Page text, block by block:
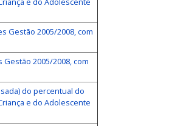
Gestão 2005/2008, com
2005/2008, com
do percentual do
e do Adolescente